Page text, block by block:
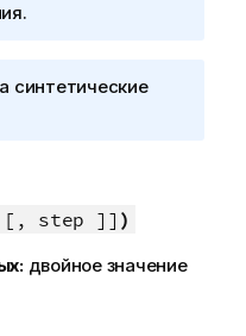
синтетические
[, step ]] )
двойное значение